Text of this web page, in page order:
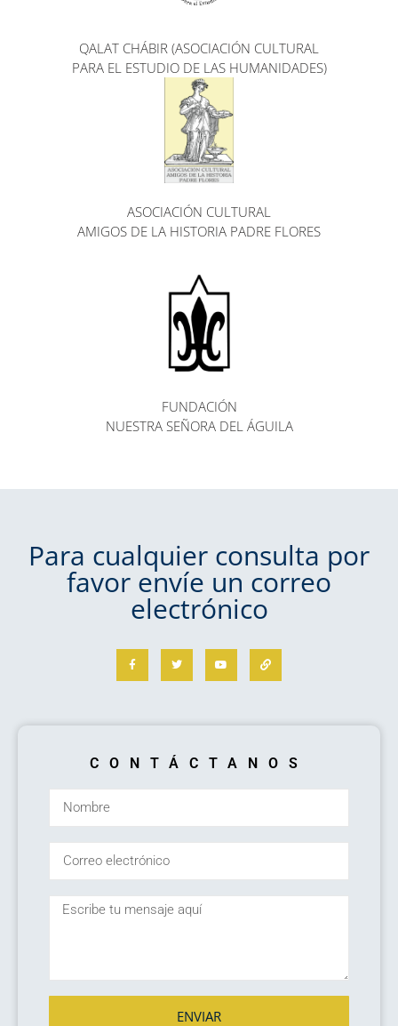
QALAT CHÁBIR (ASOCIACIÓN CULTURAL
PARA EL ESTUDIO DE LAS HUMANIDADES)
ASOCIACIÓN CULTURAL
AMIGOS DE LA HISTORIA PADRE FLORES
FUNDACIÓN
NUESTRA SEÑORA DEL ÁGUILA
Para cualquier consulta por
favor envíe un correo
electrónico
CONTÁCTANOS
ENVIAR